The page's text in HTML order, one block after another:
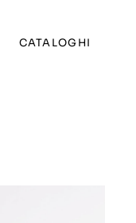
CATALOGHI